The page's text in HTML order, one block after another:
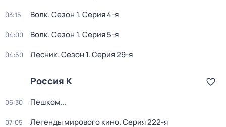
03:15 Волк. Сезон 1. Серия 4-я
04:00 Волк. Сезон 1. Серия 5-я
04:50 Лесник. Сезон 1. Серия 29-я
Россия К
06:30 Пешком...
07:05 Легенды мирового кино. Серия 222-я